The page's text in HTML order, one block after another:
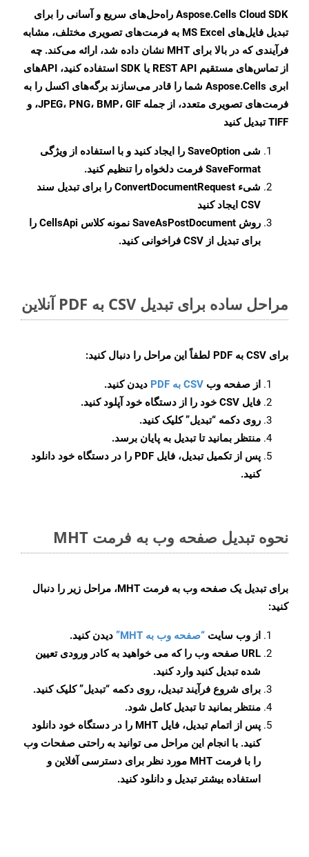
Aspose.Cells Cloud SDK راه‌حل‌های سریع و آسانی را برای
تبدیل فایل‌های MS Excel به فرمت‌های تصویری مختلف، مشابه
فرآیندی که در بالا برای MHT نشان داده شد، ارائه می‌کند. چه
از تماس‌های مستقیم REST API یا SDK استفاده کنید، APIهای
ابری Aspose.Cells شما را قادر می‌سازند برگه‌های اکسل را به
فرمت‌های تصویری متعدد، از جمله JPEG، PNG، BMP، GIF، و
TIFF تبدیل کنید
شی SaveOption را ایجاد کنید و با استفاده از ویژگی
SaveFormat فرمت دلخواه را تنظیم کنید.
شیء ConvertDocumentRequest را برای تبدیل سند
CSV ایجاد کنید
روش SaveAsPostDocument
نمونه کلاس CellsApi را
برای تبدیل از CSV فراخوانی کنید.
مراحل ساده برای تبدیل CSV به PDF آنلاین
برای CSV به PDF لطفاً این مراحل را دنبال کنید:
از صفحه وب CSV به PDF
دیدن کنید.
فایل CSV خود را از دستگاه خود آپلود کنید.
روی دکمه “تبدیل”کلیک کنید.
منتظر بمانید تا تبدیل به پایان برسد.
پس از تکمیل تبدیل، فایل PDF را در دستگاه خود دانلود
کنید.
نحوه تبدیل صفحه وب به فرمت MHT
برای تبدیل یک صفحه وب به فرمت MHT، مراحل زیر را دنبال
کنید:
از وب سایت “صفحه وب به MHT”
دیدن کنید.
URL صفحه وب را که می خواهید به کادر ورودی تعیین
شده تبدیل کنید وارد کنید.
برای شروع فرآیند تبدیل، روی دکمه “تبدیل” کلیک کنید.
منتظر بمانید تا تبدیل کامل شود.
پس از اتمام تبدیل، فایل MHT را در دستگاه خود دانلود
کنید. با انجام این مراحل می توانید به راحتی صفحات وب
را با فرمت MHT مورد نظر برای دسترسی آفلاین و
استفاده بیشتر تبدیل و دانلود کنید.